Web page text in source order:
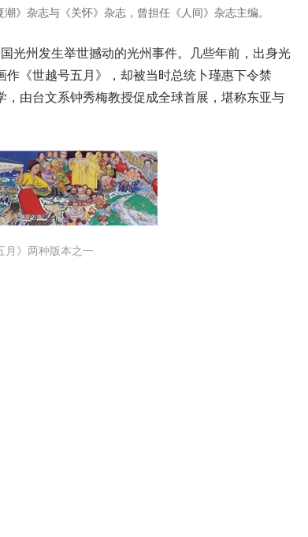
》杂志与《关怀》杂志，曾担任《人间》杂志主编。
光州发生举世撼动的光州事件。几些年前，出身光
《世越号五月》，却被当时总统卜瑾惠下令禁
由台文系钟秀梅教授促成全球首展，堪称东亚与
月》两种版本之一